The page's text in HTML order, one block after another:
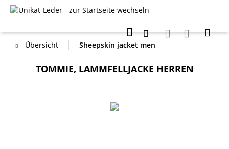
Übersicht Sheepskin jacket men
TOMMIE, LAMMFELLJACKE HERREN